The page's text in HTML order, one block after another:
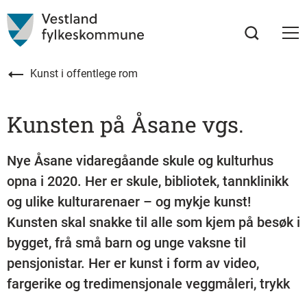
Kunst i offentlege rom
Kunsten på Åsane vgs.
Nye Åsane vidaregåande skule og kulturhus
opna i 2020. Her er skule, bibliotek, tannklinikk
og ulike kulturarenaer – og mykje kunst!
Kunsten skal snakke til alle som kjem på besøk i
bygget, frå små barn og unge vaksne til
pensjonistar. Her er kunst i form av video,
fargerike og tredimensjonale veggmåleri, trykk